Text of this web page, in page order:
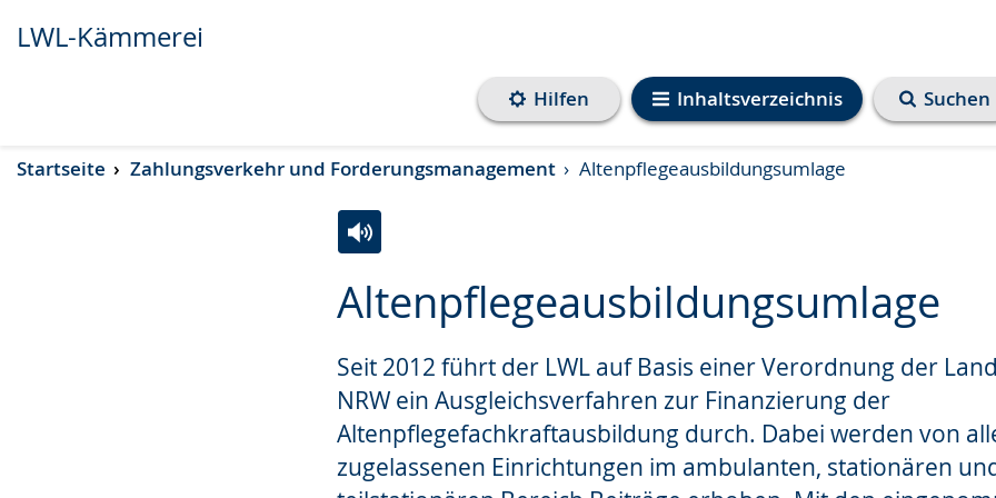
Transkript anzeigen
Abspielen
Pausieren
LWL-Kämmerei
Inhaltsverzeichnis
Hilfen Suchen
Startseite Zahlungsverkehr und Forderungsmanagement Altenpflegeausbildungsumlage
Altenpflegeausbildungsumlage
Seit 2012 führt der LWL auf Basis einer Verordnung der
NRW ein Ausgleichsverfahren zur Finanzierung der
Altenpflegefachkraftausbildung durch. Dabei werden von
zugelassenen Einrichtungen im ambulanten, stationären
Leichten
wechseln.
Audio-
Unterstützung.
Video
Deutscher
Gebärdensprache
wird
angezeigt.